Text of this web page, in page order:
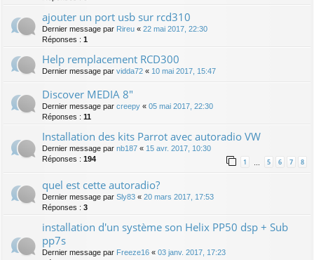
ajouter un port usb sur rcd310
Dernier message par Rireu « 22 mai 2017, 22:30
Réponses : 1
Help remplacement RCD300
Dernier message par vidda72 « 10 mai 2017, 15:47
Discover MEDIA 8"
Dernier message par creepy « 05 mai 2017, 22:30
Réponses : 11
Installation des kits Parrot avec autoradio VW
Dernier message par nb187 « 15 avr. 2017, 10:30
Réponses : 194 1 … 5 6 7 8
quel est cette autoradio?
Dernier message par Sly83 « 20 mars 2017, 17:53
Réponses : 3
installation d'un système son Helix PP50 dsp + Sub
pp7s
Dernier message par Freeze16 « 03 janv. 2017, 17:23